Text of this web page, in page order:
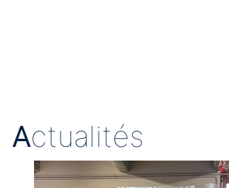
Actualités